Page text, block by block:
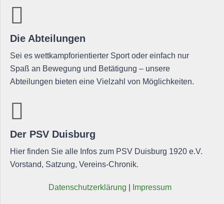
Die Abteilungen
Sei es wettkampforientierter Sport oder einfach nur
Spaß an Bewegung und Betätigung – unsere
Abteilungen bieten eine Vielzahl von Möglichkeiten.
Der PSV Duisburg
Hier finden Sie alle Infos zum PSV Duisburg 1920 e.V.
Vorstand, Satzung, Vereins-Chronik.
Daten­schutz­er­klä­rung Impres­sum